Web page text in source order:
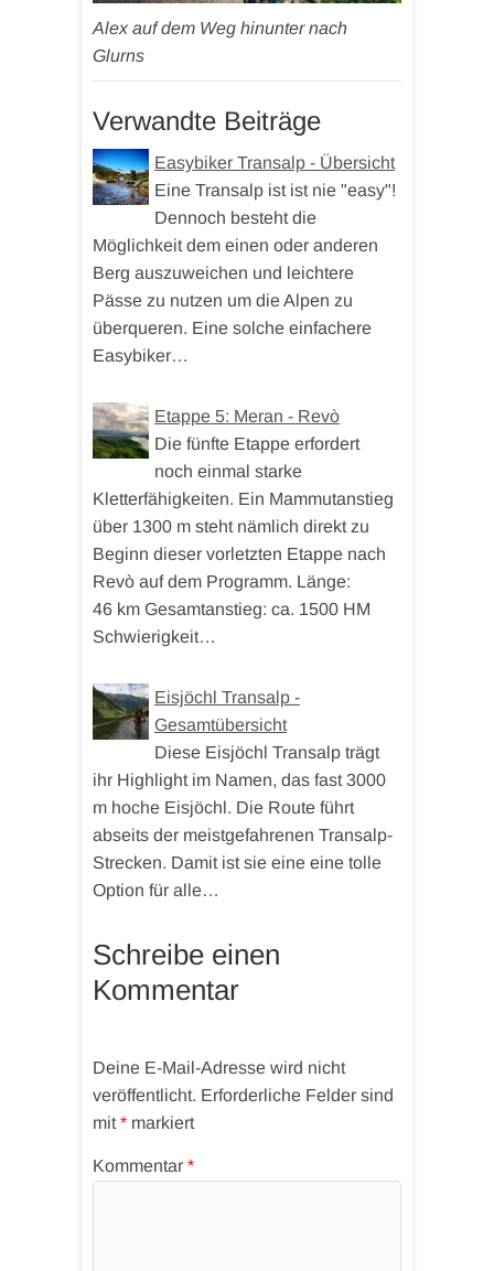
Alex auf dem Weg hinunter nach
Glurns
Verwandte Beiträge
Easybiker Transalp - Übersicht
Eine Transalp ist ist nie "easy"!
Dennoch besteht die
Möglichkeit dem einen oder anderen
Berg auszuweichen und leichtere
Pässe zu nutzen um die Alpen zu
überqueren. Eine solche einfachere
Easybiker…
Etappe 5: Meran - Revò
Die fünfte Etappe erfordert
noch einmal starke
Kletterfähigkeiten. Ein Mammutanstieg
über 1300 m steht nämlich direkt zu
Beginn dieser vorletzten Etappe nach
Revò auf dem Programm. Länge:
46 km Gesamtanstieg: ca. 1500 HM
Schwierigkeit…
Eisjöchl Transalp -
Gesamtübersicht
Diese Eisjöchl Transalp trägt
ihr Highlight im Namen, das fast 3000
m hoche Eisjöchl. Die Route führt
abseits der meistgefahrenen Transalp-
Strecken. Damit ist sie eine eine tolle
Option für alle…
Schreibe einen
Kommentar
Deine E-Mail-Adresse wird nicht
veröffentlicht. Erforderliche Felder sind
mit* markiert
Kommentar *